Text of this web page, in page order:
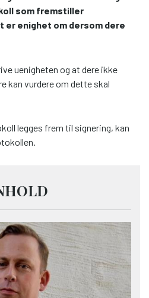
som fremstiller
enighet om dersom dere
uenigheten og at dere ikke
kan vurdere om dette skal
legges frem til signering, kan